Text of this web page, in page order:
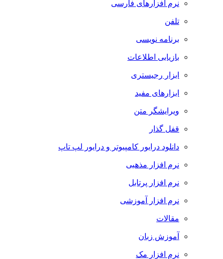
نرم افزارهای فارسی
تلفن
برنامه نویسی
بازیابی اطلاعات
ابزار رجیستری
ابزارهای مفید
ویرایشگر متن
قفل گذار
دانلود درایور کامپیوتر و درایور لپ تاپ
نرم افزار مذهبی
نرم افزار پرتابل
نرم افزار آموزشی
مقالات
آموزش زبان
نرم افزار مک